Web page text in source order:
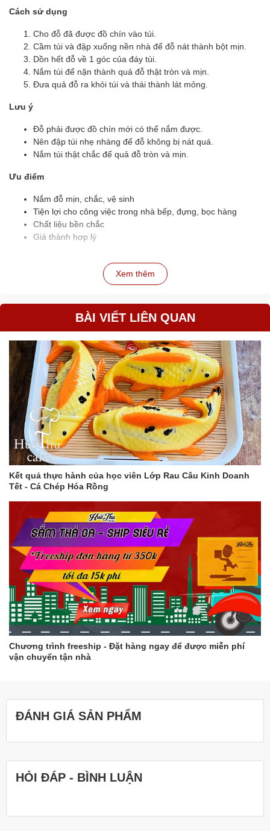
Cách sử dụng
Cho đỗ đã được đồ chín vào túi.
Cầm túi và đập xuống nền nhà để đỗ nát thành bột mịn.
Dồn hết đỗ về 1 góc của đáy túi.
Nắm túi để nặn thành quả đỗ thật tròn và mịn.
Đưa quả đỗ ra khỏi túi và thái thành lát mỏng.
Lưu ý
Đỗ phải được đồ chín mới có thể nắm được.
Nên đập túi nhẹ nhàng để đỗ không bị nát quá.
Nắm túi thật chắc để quả đỗ tròn và mịn.
Ưu điểm
Nắm đỗ mịn, chắc, vệ sinh
Tiện lợi cho công việc trong nhà bếp, đựng, bọc hàng
Chất liệu bền chắc
Giá thành hợp lý
Xem thêm
BÀI VIẾT LIÊN QUAN
Kết quả thực hành của học viên Lớp Rau Câu Kinh Doanh
Tết - Cá Chép Hóa Rồng
Chương trình freeship - Đặt hàng ngay để được miễn phí
vận chuyển tận nhà
ĐÁNH GIÁ SẢN PHẨM
HỎI ĐÁP - BÌNH LUẬN